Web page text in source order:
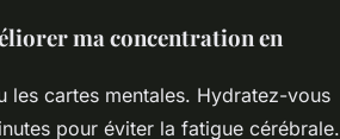
ma concentration en
les cartes mentales. Hydratez-vous
pour éviter la fatigue cérébrale.